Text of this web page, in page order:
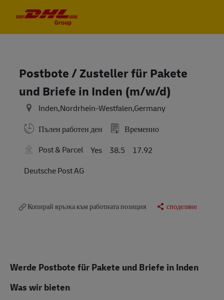
Postbote / Zusteller für Pakete
und Briefe in Inden (m/w/d)
Inden,Nordrhein-Westfalen,Germany
Пълен работен ден
Временно
Post & Parcel
Yes 38.5
17.92
Deutsche Post AG
Копирай връзка към работната позиция споделяне
Werde Postbote für Pakete und Briefe in Inden
Was wir bieten